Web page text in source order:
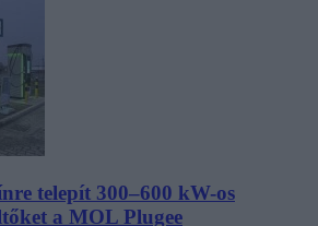
telepít 300–600 kW-os
a MOL Plugee